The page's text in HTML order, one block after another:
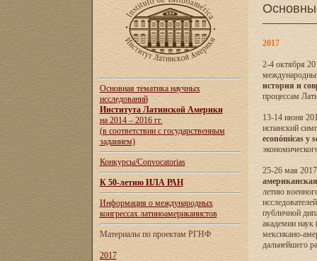
Основная тематика научных
исследований
Института Латинской Америки
на 2014 – 2016 гг.
(в соответствии с государственным
заданием)
Конкурсы/Convocatorias
К 50-летию ИЛА РАН
Информация о международных
конгрессах латиноамериканистов
Материалы по проектам РГНФ
2017
2017
2-4 октября
история и
процессам
13-14 июня
испанский
económicas y
25-26 мая
летию
публичной
академии
мексикано-
дальнейшего